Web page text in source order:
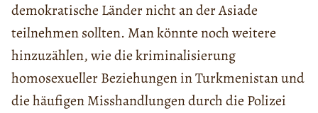
demokratische Länder nicht an der Asiade
teilnehmen sollten. Man könnte noch weitere
hinzuzählen, wie die kriminalisierung
homosexueller Beziehungen in Turkmenistan und
die häufigen Misshandlungen durch die Polizei